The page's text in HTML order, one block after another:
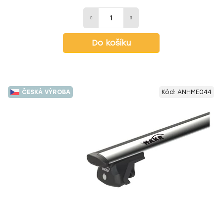
Do košíku
ČESKÁ VÝROBA Kód: ANHME044